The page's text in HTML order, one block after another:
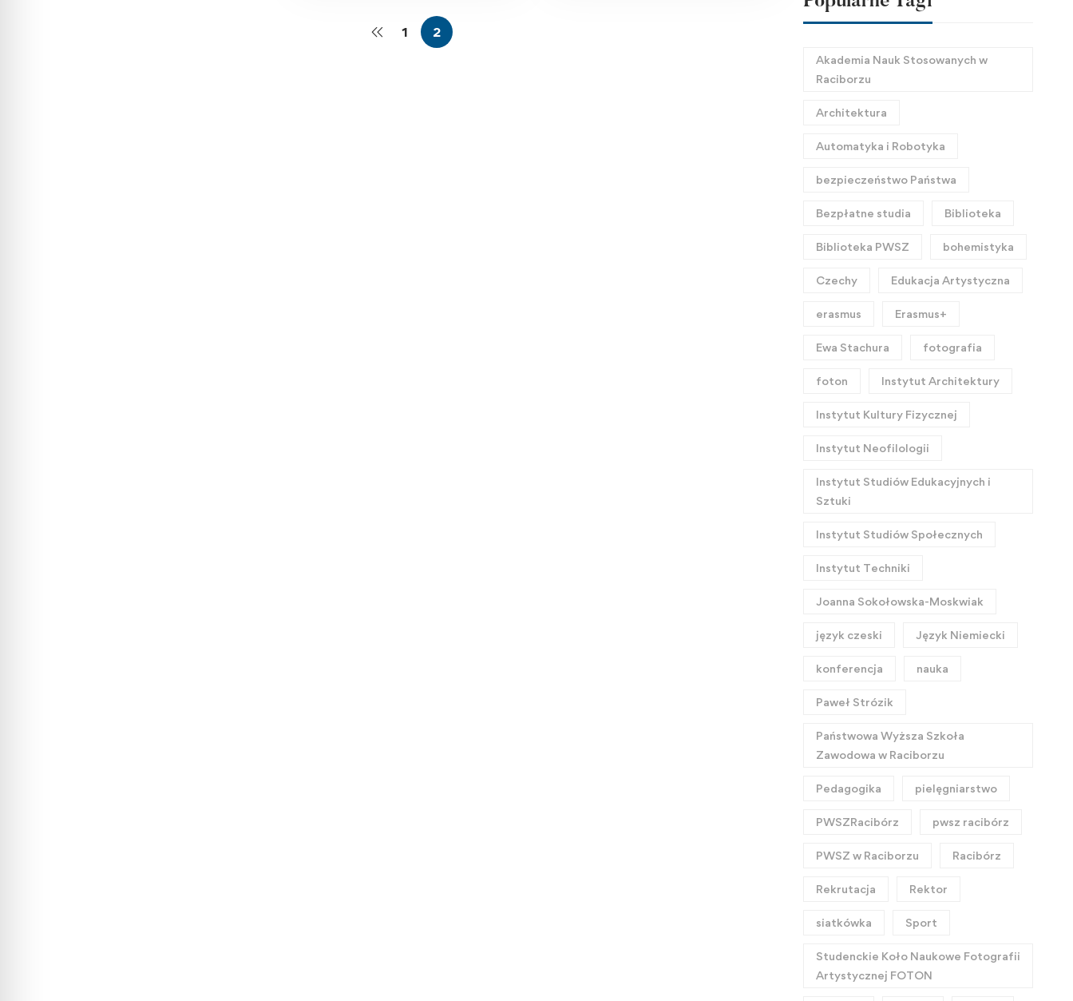
1 2
Akademia Nauk Stosowanych w
Raciborzu
Architektura
Automatyka i Robotyka
bezpieczeństwo Państwa
Bezpłatne studia Biblioteka
Biblioteka PWSZ bohemistyka
Czechy Edukacja Artystyczna
erasmus Erasmus+
Ewa Stachura fotografia
foton Instytut Architektury
Instytut Kultury Fizycznej
Instytut Neofilologii
Instytut Studiów Edukacyjnych i
Sztuki
Instytut Studiów Społecznych
Instytut Techniki
Joanna Sokołowska-Moskwiak
język czeski Język Niemiecki
konferencja nauka
Paweł Strózik
Państwowa Wyższa Szkoła
Zawodowa w Raciborzu
Pedagogika pielęgniarstwo
PWSZRacibórz pwsz racibórz
PWSZ w Raciborzu Racibórz
Rekrutacja Rektor
siatkówka Sport
Studenckie Koło Naukowe Fotografii
Artystycznej FOTON